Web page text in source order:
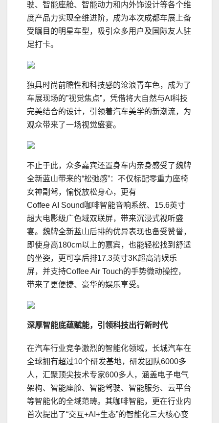
驶、智能座舱、智能动力和内外饰设计等各个维
度产品力实现全维进阶，成为本次成都车展上备
受瞩目的明星车型，吸引众多用户及国际友人驻
足打卡。
独具时尚前瞻性和科技感的沧浪青车色，成为了
车展现场的”视觉焦点”，凭借将大自然与AI科技
完美结合的设计，引领着汽车美学的新潮流，为
观众带来了一场视觉盛宴。
不止于此，众多嘉宾还置身车内亲身感受了魏牌
全新蓝山带来的“松弛感”：不仅标配零重力座椅
女神副驾，愉悦放松身心，更有
Coffee AI Sound咖啡智能音响系统、15.6英寸
超大电影级广色域双联屏，带来沉浸式视听盛
宴。魏牌全新蓝山后排的优异表现也备受赞誉，
即使身高180cm以上的嘉宾，也能轻松找到舒适
的坐姿，更可享后排17.3英寸3K超高清娱乐
屏，并支持Coffee Air Touch的手势微动操控，
带来了更便捷、豪华的娱乐享受。
深厚智能底蕴赋能， 引领科技出行新时代
在汽车行业竞争激烈的智能化领域，长城汽车在
全球拥有超过10个研发基地，研发团队6000多
人，汇聚顶尖技术专家600多人，涵盖电子电气
架构、智能座舱、智能驾驶、智能服务、云平台
等智能化的全域范畴。其咖啡智能，更在行业内
首次提出了“交互+AI+生态”的智能化三大核心变